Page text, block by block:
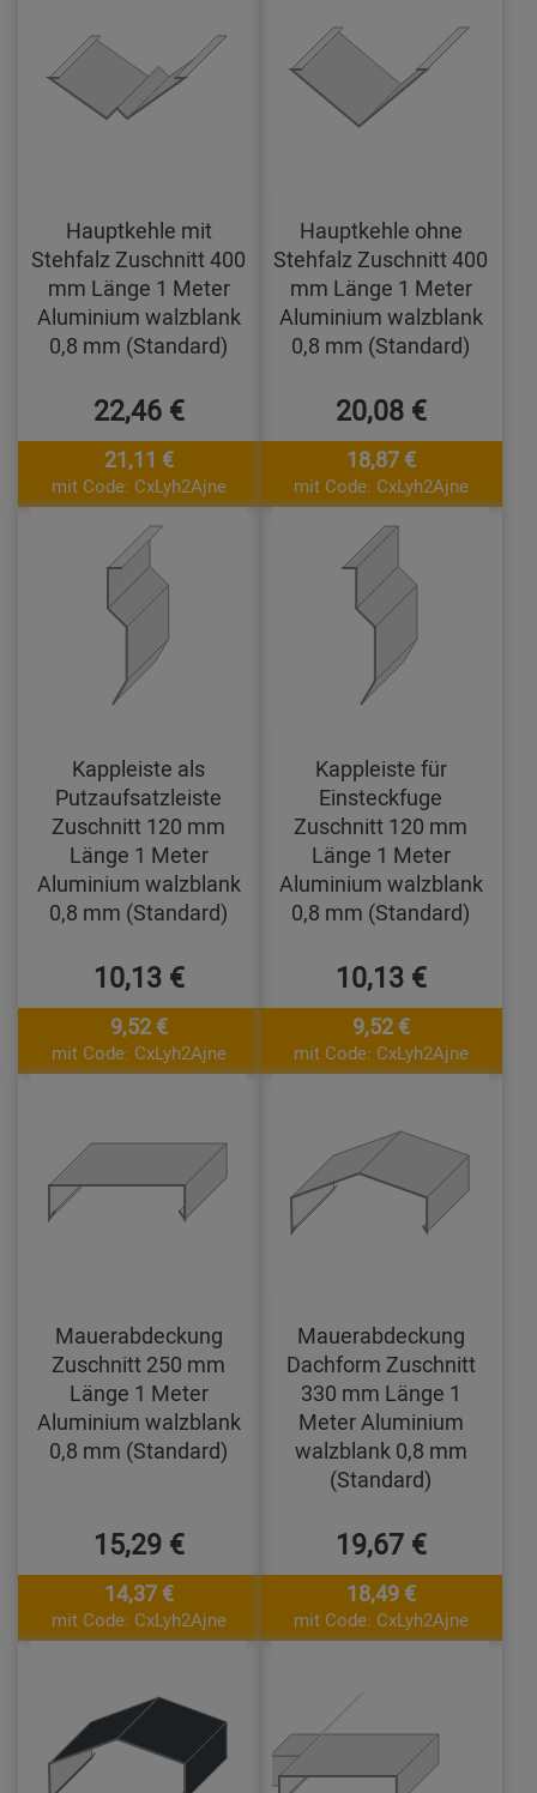
Hauptkehle mit
Stehfalz Zuschnitt 400
mm Länge 1 Meter
Aluminium walzblank
0,8 mm (Standard)
22,46 €
21,11 €
mit Code: CxLyh2Ajne
Hauptkehle ohne
Stehfalz Zuschnitt 400
mm Länge 1 Meter
Aluminium walzblank
0,8 mm (Standard)
20,08 €
18,87 €
mit Code: CxLyh2Ajne
Kappleiste als
Putzaufsatzleiste
Zuschnitt 120 mm
Länge 1 Meter
Aluminium walzblank
0,8 mm (Standard)
10,13 €
9,52 €
mit Code: CxLyh2Ajne
Kappleiste für
Einsteckfuge
Zuschnitt 120 mm
Länge 1 Meter
Aluminium walzblank
0,8 mm (Standard)
10,13 €
9,52 €
mit Code: CxLyh2Ajne
Mauerabdeckung
Zuschnitt 250 mm
Länge 1 Meter
Aluminium walzblank
0,8 mm (Standard)
15,29 €
14,37 €
mit Code: CxLyh2Ajne
Mauerabdeckung
Dachform Zuschnitt
330 mm Länge 1
Meter Aluminium
walzblank 0,8 mm
(Standard)
19,67 €
18,49 €
mit Code: CxLyh2Ajne